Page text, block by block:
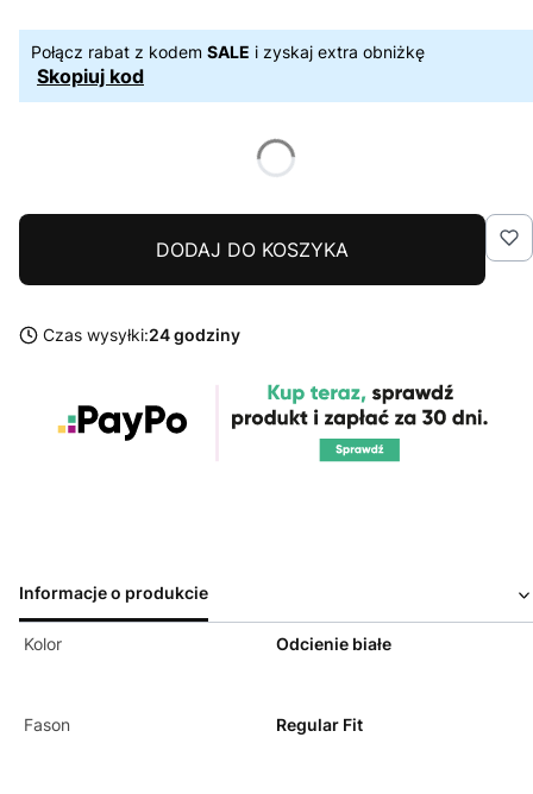
Połącz rabat z kodem SALE i zyskaj extra obniżkę
Skopiuj kod
DODAJ DO KOSZYKA
Czas wysyłki:24 godziny
Informacje o produkcie
Kolor Odcienie białe
Fason Regular Fit